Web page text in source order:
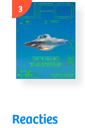
3
Reacties